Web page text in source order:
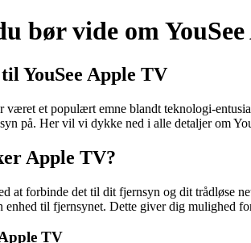
bør vide om
YouSee Apple TV
været et populært emne blandt teknologi-
på. Her vil vi dykke ned i alle detaljer om
Apple TV?
at forbinde det til dit fjernsyn og dit trådløse
enhed til fjernsynet. Dette giver dig mulighed
TV